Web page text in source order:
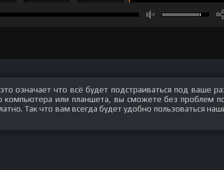
означает что всё будет подстраиваться под ваше
компьютера или планшета, вы сможете без проблем
Так что вам всегда будет удобно пользоваться